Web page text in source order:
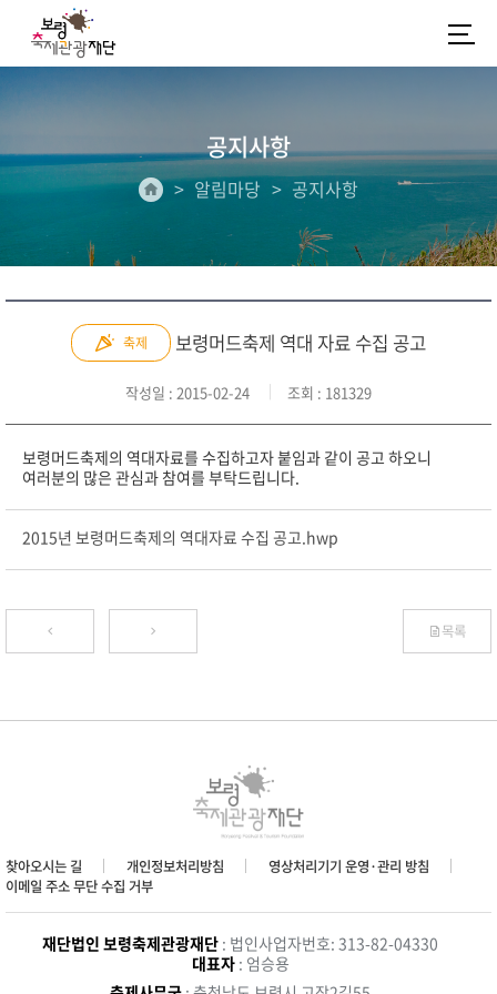
공지사항
알림마당 공지사항
축제 보령머드축제 역대 자료 수집 공고
작성일 : 2015-02-24 조회 : 181329
보령머드축제의 역대자료를 수집하고자 붙임과 같이 공고 하오니
여러분의 많은 관심과 참여를 부탁드립니다.
2015년 보령머드축제의 역대자료 수집 공고.hwp
목록
찾아오시는 길 개인정보처리방침
영상처리기기 운영·관리 방침
이메일 주소 무단 수집 거부
재단법인 보령축제관광재단 : 법인사업자번호: 313-82-04330
대표자: 엄승용